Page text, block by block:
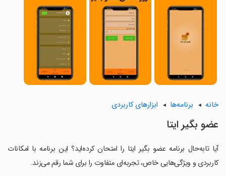
خانه برنامه‌ها ابزارهای کاربردی
عضو بگیر ایتا
آیا تابه‌حال برنامه عضو بگیر ایتا را امتحان کرده‌اید؟ این برنامه با امکانات
کاربردی و ویژگی‌هایی خاص، تجربه‌ای متفاوت را برای شما رقم می‌زند.